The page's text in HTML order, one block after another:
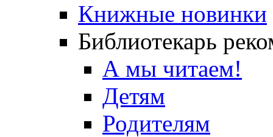
Книжные новинки
Библиотекарь
А мы читаем!
Детям
Родителям